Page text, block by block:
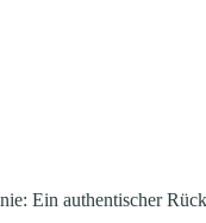
Ein authentischer